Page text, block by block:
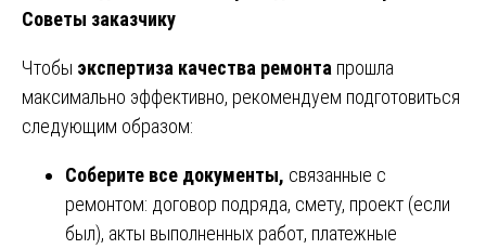
Советы заказчику
Чтобы экспертиза качества ремонта прошла
максимально эффективно, рекомендуем подготовиться
следующим образом:
Соберите все документы, связанные с
ремонтом: договор подряда, смету, проект (если
был), акты выполненных работ, платежные